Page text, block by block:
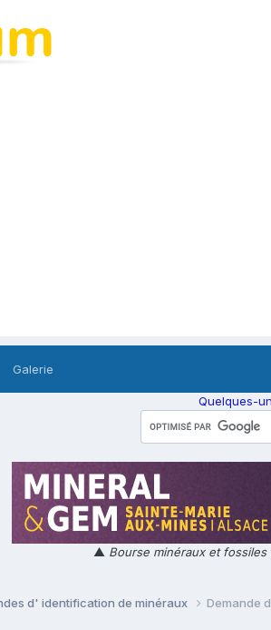
Galerie
Quelques-
▲ Bourse minéraux et
d' identification de minéraux Demande